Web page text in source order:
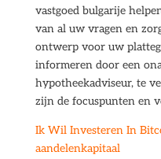
vastgoed bulgarije
van al uw vragen en
ontwerp voor uw
informeren door een
hypotheekadviseur, te
zijn de focuspunten en
Ik Wil Investeren In
aandelenkapitaal